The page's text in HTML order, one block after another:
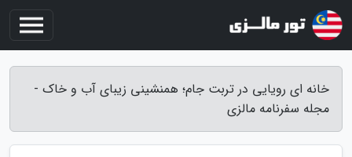
خانه ای رویایی در تربت جام؛ همنشینی زیبای آب و خاک -
مجله سفرنامه مالزی